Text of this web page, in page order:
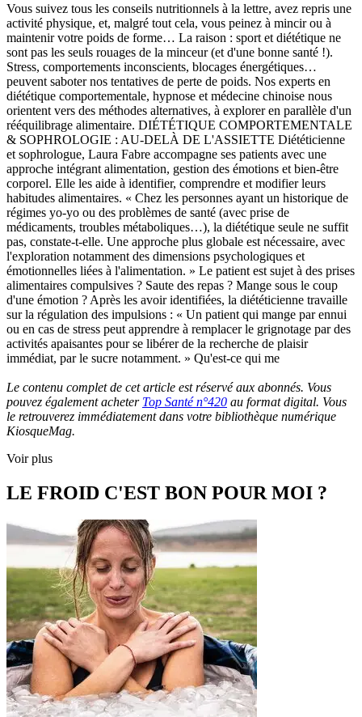
Vous suivez tous les conseils nutritionnels à la lettre, avez repris une
activité physique, et, malgré tout cela, vous peinez à mincir ou à
maintenir votre poids de forme… La raison : sport et diététique ne
sont pas les seuls rouages de la minceur (et d'une bonne santé !).
Stress, comportements inconscients, blocages énergétiques…
peuvent saboter nos tentatives de perte de poids. Nos experts en
diététique comportementale, hypnose et médecine chinoise nous
orientent vers des méthodes alternatives, à explorer en parallèle d'un
rééquilibrage alimentaire. DIÉTÉTIQUE COMPORTEMENTALE
& SOPHROLOGIE : AU-DELÀ DE L'ASSIETTE Diététicienne
et sophrologue, Laura Fabre accompagne ses patients avec une
approche intégrant alimentation, gestion des émotions et bien-être
corporel. Elle les aide à identifier, comprendre et modifier leurs
habitudes alimentaires. « Chez les personnes ayant un historique de
régimes yo-yo ou des problèmes de santé (avec prise de
médicaments, troubles métaboliques…), la diététique seule ne suffit
pas, constate-t-elle. Une approche plus globale est nécessaire, avec
l'exploration notamment des dimensions psychologiques et
émotionnelles liées à l'alimentation. » Le patient est sujet à des prises
alimentaires compulsives ? Saute des repas ? Mange sous le coup
d'une émotion ? Après les avoir identifiées, la diététicienne travaille
sur la régulation des impulsions : « Un patient qui mange par ennui
ou en cas de stress peut apprendre à remplacer le grignotage par des
activités apaisantes pour se libérer de la recherche de plaisir
immédiat, par le sucre notamment. » Qu'est-ce qui me
Le contenu complet de cet article est réservé aux abonnés. Vous
pouvez également acheter Top Santé n°420 au format digital. Vous
le retrouverez immédiatement dans votre bibliothèque numérique
KiosqueMag.
Voir plus
LE FROID C'EST BON POUR MOI ?